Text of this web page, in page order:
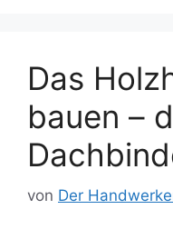
Das
bauen –
von Der